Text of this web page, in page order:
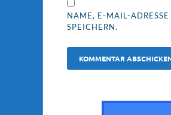
NAME, E-MAIL-
SPEICHERN.